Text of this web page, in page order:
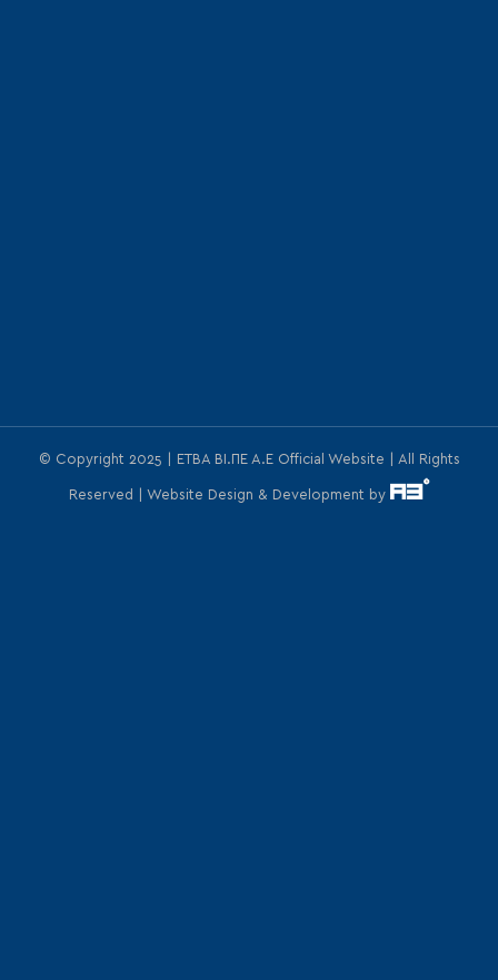
© Copyright 2025 | ΕΤΒΑ ΒΙ.ΠΕ Α.Ε Official Website | All Rights
Reserved | Website Design & Development by